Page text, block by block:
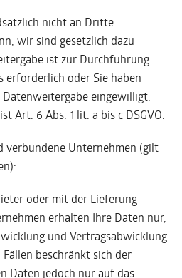
nicht an Dritte
wir sind gesetzlich dazu
ist zur Durchführung
erforderlich oder Sie haben
eingewilligt.
Art. 6 Abs. 1 lit. a bis c DSGVO.
verbundene Unternehmen (gilt
oder mit der Lieferung
erhalten Ihre Daten nur,
und Vertragsabwicklung
beschränkt sich der
Daten jedoch nur auf das